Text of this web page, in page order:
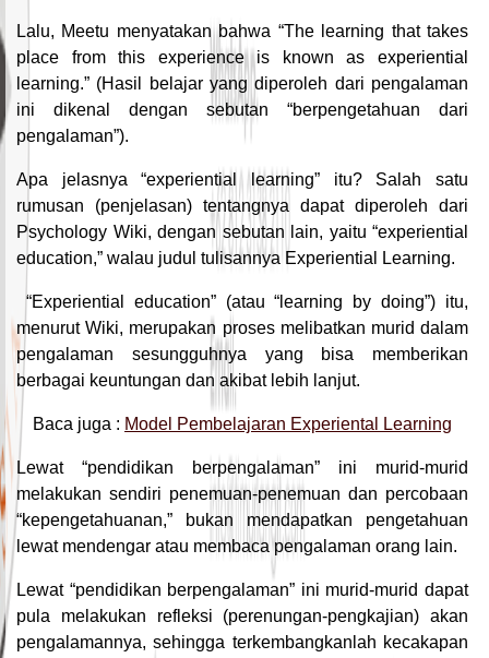
Lalu, Meetu menyatakan bahwa “The learning that takes
place from this experience is known as experiential
learning.” (Hasil belajar yang diperoleh dari pengalaman
ini dikenal dengan sebutan “berpengetahuan dari
pengalaman”).
Apa jelasnya “experiential learning” itu? Salah satu
rumusan (penjelasan) tentangnya dapat diperoleh dari
Psychology Wiki, dengan sebutan lain, yaitu “experiential
education,” walau judul tulisannya Experiential Learning.
“Experiential education” (atau “learning by doing”) itu,
menurut Wiki, merupakan proses melibatkan murid dalam
pengalaman sesungguhnya yang bisa memberikan
berbagai keuntungan dan akibat lebih lanjut.
Baca juga : Model Pembelajaran Experiental Learning
Lewat “pendidikan berpengalaman” ini murid-murid
melakukan sendiri penemuan-penemuan dan percobaan
“kepengetahuanan,” bukan mendapatkan pengetahuan
lewat mendengar atau membaca pengalaman orang lain.
Lewat “pendidikan berpengalaman” ini murid-murid dapat
pula melakukan refleksi (perenungan-pengkajian) akan
pengalamannya, sehingga terkembangkanlah kecakapan